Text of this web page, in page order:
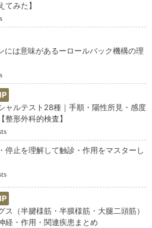
みた】
には意味があるーロールバック機構の理
ャルテスト28種｜手順・陽性所見・感度
整形外科的検査】
停止を理解して触診・作用をマスターし
ス（半腱様筋・半膜様筋・大腿二頭筋）
経・作用・関連疾患まとめ